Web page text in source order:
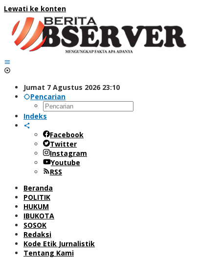
Lewati ke konten
Jumat 7 Agustus 2026 23:10
Pencarian
Indeks
Facebook
Twitter
Instagram
Youtube
RSS
Beranda
POLITIK
HUKUM
IBUKOTA
SOSOK
Redaksi
Kode Etik Jurnalistik
Tentang Kami